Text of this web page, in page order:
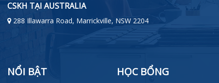
CSKH TẠI AUSTRALIA
288 Illawarra Road, Marrickville, NSW 2204
NỔI BẬT HỌC BỔNG